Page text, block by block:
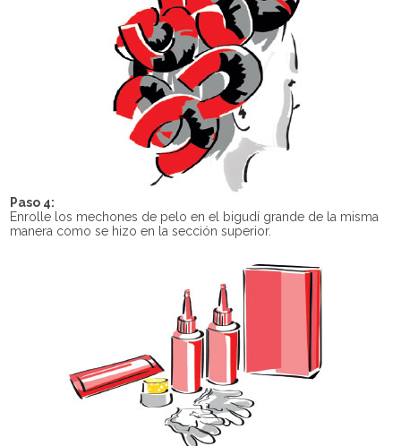
Paso 4:
Enrolle los mechones de pelo en el bigudí grande de la misma
manera como se hizo en la sección superior.